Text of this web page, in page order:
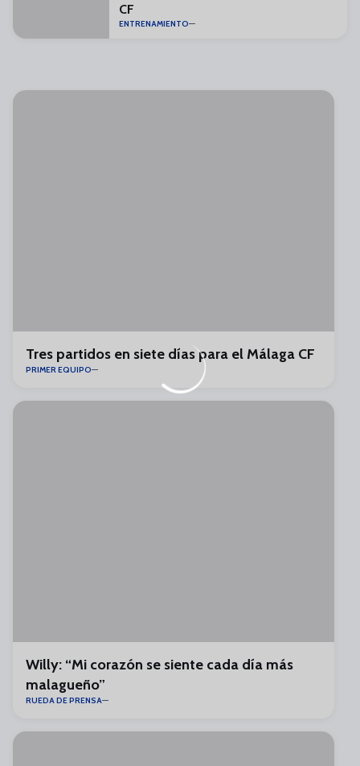
CF
ENTRENAMIENTO
Tres partidos en siete días para el Málaga CF
PRIMER EQUIPO
Willy: “Mi corazón se siente cada día más
malagueño”
RUEDA DE PRENSA